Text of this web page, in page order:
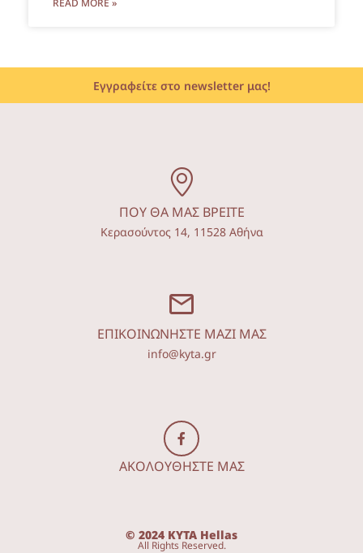
READ MORE »
Εγγραφείτε στο newsletter μας!
ΠΟΥ ΘΑ ΜΑΣ ΒΡΕΙΤΕ
Κερασούντος 14, 11528 Αθήνα
ΑΚΟΛΟΥΘΗΣΤΕ ΜΑΣ
ΕΠΙΚΟΙΝΩΝΗΣΤΕ ΜΑΖΙ ΜΑΣ
info@kyta.gr
© 2024 KYTA Hellas
All Rights Reserved.